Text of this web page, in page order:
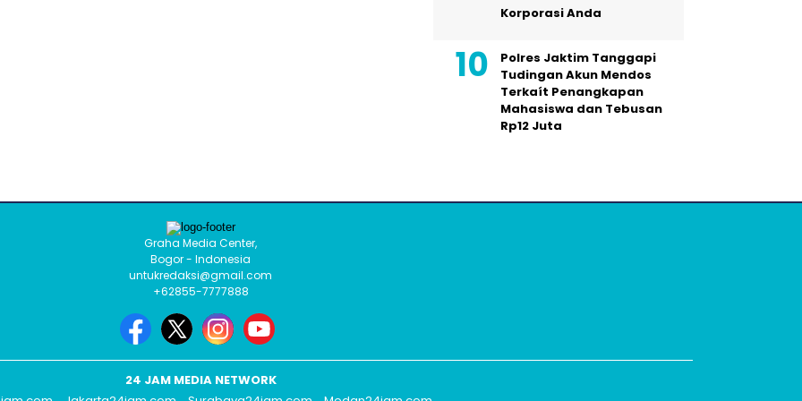
Korporasi Anda
Polres Jaktim Tanggapi
Tudingan Akun Mendos
Terkaít Penangkapan
Mahasiswa dan Tebusan
Rp12 Juta
Graha Media Center,
Bogor - Indonesia
untukredaksi@gmail.com
+62855-7777888
24 JAM MEDIA NETWORK